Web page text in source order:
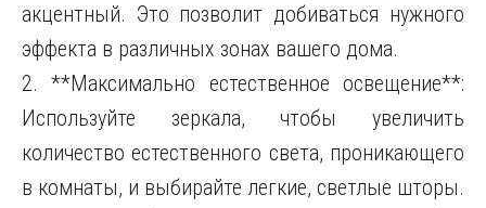
акцентный. Это позволит добиваться нужного
эффекта в различных зонах вашего дома.
2. **Максимально естественное освещение**:
Используйте зеркала, чтобы увеличить
количество естественного света, проникающего
в комнаты, и выбирайте легкие, светлые шторы.